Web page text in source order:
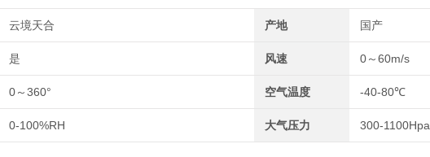
云境天合 产地 国产
是 风速 0～60m/s
0～360° 空气温度 -40-80℃
0-100%RH 大气压力 300-1100Hpa